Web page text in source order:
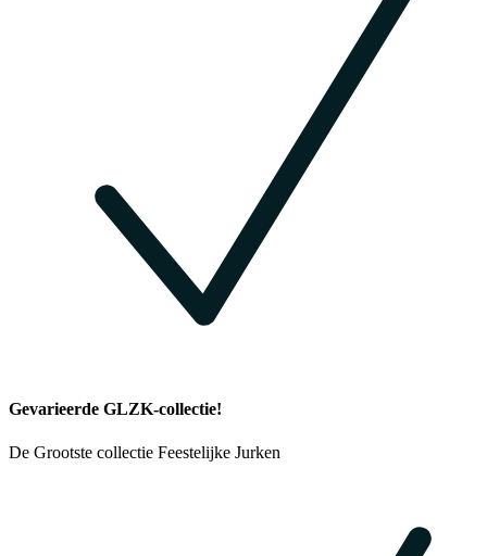
Gevarieerde GLZK-collectie!
De Grootste collectie Feestelijke Jurken